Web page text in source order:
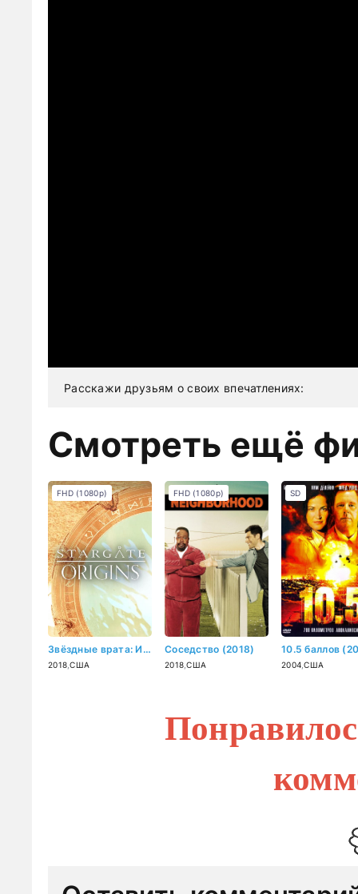
Расскажи друзьям о своих впечатлениях:
Смотреть ещё
Звёздные врата: Истоки (2018)
2018 ,США
FHD (1080p)
Соседство (2018)
2018 ,США
FHD (1080p)
10.5 баллов
2004 ,США
SD